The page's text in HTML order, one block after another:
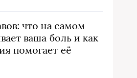
что на самом
ваша боль и как
помогает её